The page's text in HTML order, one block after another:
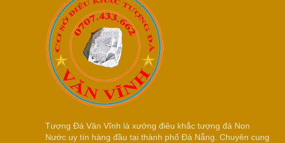
Tượng Đá Văn Vĩnh là xưởng điêu khắc tượng đá Non
Nước uy tín hàng đầu tại thành phố Đà Nẵng. Chuyên cung